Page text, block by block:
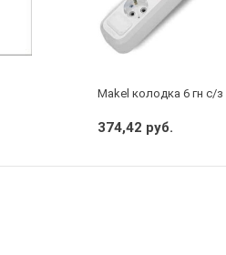
Makel колодка 6 гн с/з
374,42 руб.